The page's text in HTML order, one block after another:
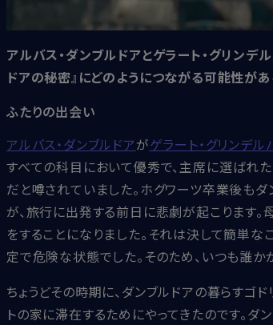
アルバス・ダンブルドアとゲラート・グリンデ
ドアの秘密』にどのようにつながる可能性が
ふたりの出会い
アルバス・ダンブルドアがゲラート・グリンデル
すべての科目において優秀で、主席に選ばれ
だと噂されていました。ホグワーツ卒業後も
が、旅行に出発する前日に悲劇が起こります。
をすることになりました。それは決して簡単
定で危険な状態でした。そのため、いつも誰か
ちょうどその時期に、ダンブルドアの暮らすゴ
トの家に滞在するためにやってきたのです。ダ